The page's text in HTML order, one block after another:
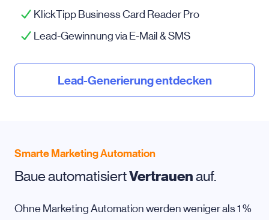
KlickTipp Business Card Reader Pro
Lead-Gewinnung via E-Mail & SMS
Lead-Generierung entdecken
Smarte Marketing Automation
Baue automatisiertVertrauenauf.
Ohne Marketing Automation werden weniger als 1 %